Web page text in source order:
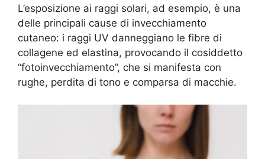
L’esposizione ai raggi solari, ad esempio, è una
delle principali cause di invecchiamento
cutaneo: i raggi UV danneggiano le fibre di
collagene ed elastina, provocando il cosiddetto
“fotoinvecchiamento”, che si manifesta con
rughe, perdita di tono e comparsa di macchie.